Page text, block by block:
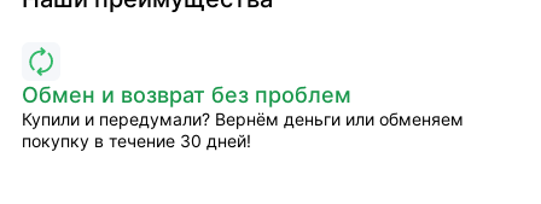
Обмен и возврат без проблем
Купили и передумали? Вернём деньги или обменяем
покупку в течение 30 дней!